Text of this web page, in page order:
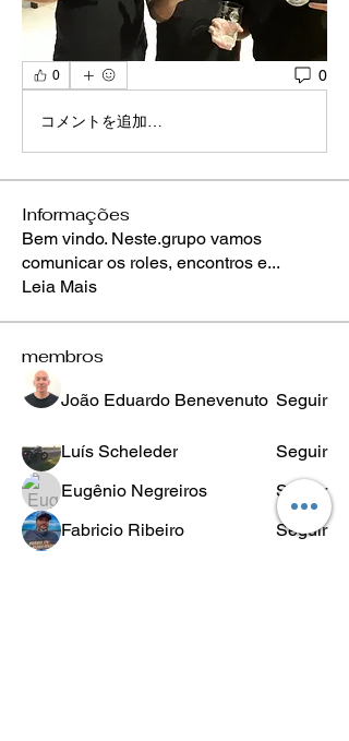
0 0
コメントを追加…
Informações
Bem vindo. Neste.grupo vamos
comunicar os roles, encontros e...
Leia Mais
membros
João Eduardo Benevenuto Seguir
Luís Scheleder
Seguir
Eugênio Negreiros
Seguir
Fabricio Ribeiro
Seguir